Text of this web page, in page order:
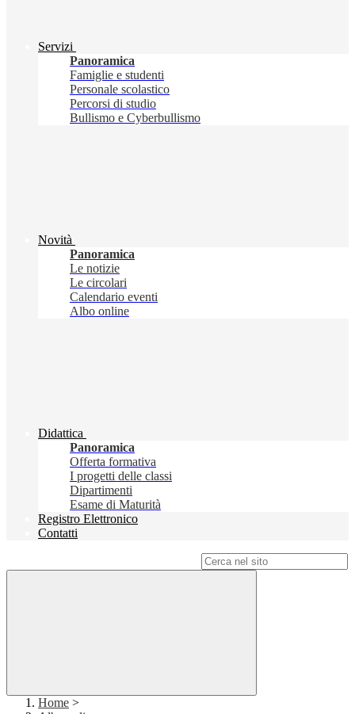
Servizi
Panoramica
Famiglie e studenti
Personale scolastico
Percorsi di studio
Bullismo e Cyberbullismo
Novità
Panoramica
Le notizie
Le circolari
Calendario eventi
Albo online
Didattica
Panoramica
Offerta formativa
I progetti delle classi
Dipartimenti
Esame di Maturità
Registro Elettronico
Contatti
Home >